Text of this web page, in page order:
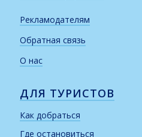
Рекламодателям
Обратная связь
О нас
ДЛЯ ТУРИСТОВ
Как добраться
Где остановиться